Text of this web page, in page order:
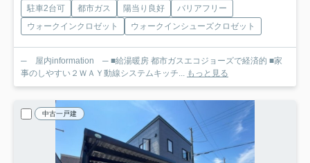
駐車2台可 都市ガス 陽当り良好
バリアフリー
ウォークインクロゼット
ウォークインシューズクロゼット
─ 屋内information ─ ■給湯暖房 都市ガスエコジョーズで経済的 ■家
事のしやすい２ＷＡＹ動線システムキッチ...
もっと見る
中古一戸建